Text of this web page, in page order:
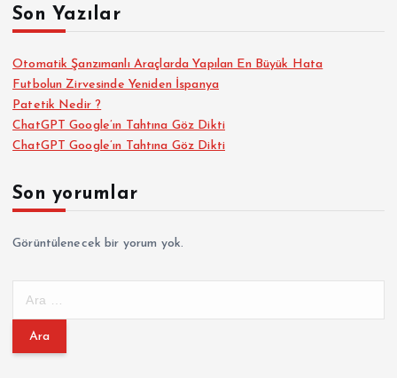
Son Yazılar
Otomatik Şanzımanlı Araçlarda Yapılan En Büyük Hata
Futbolun Zirvesinde Yeniden İspanya
Patetik Nedir ?
ChatGPT Google’ın Tahtına Göz Dikti
ChatGPT Google’ın Tahtına Göz Dikti
Son yorumlar
Görüntülenecek bir yorum yok.
m